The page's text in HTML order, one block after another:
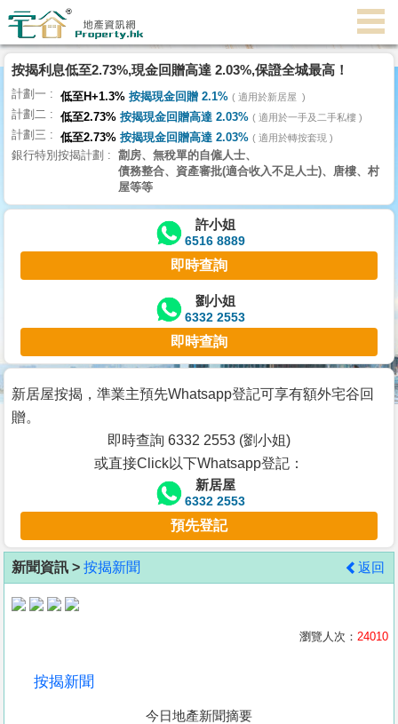
代
理
主
頁
搵
樓/
交
業
主
宅
谷
按
客
地
產
按揭利息低至2.73%,現金回贈高達 2.03%,保證全城最高！
計劃一 低至H+1.3% 按揭現金回贈 2.1% 適用於新居屋
計劃二 低至2.73% 按揭現金回贈高達 2.03% 適用於一手及二手私樓
計劃三 低至2.73% 按揭現金回贈高達 2.03% 適用於轉按套現
銀行特別按揭計劃
劏房、無稅單的自僱人士、
債務整合、資產審批(適合收入不足人士)、唐樓、村
屋等等
許小姐
6516 8889
即時查詢
劉小姐
6332 2553
即時查詢
新居屋按揭，準業主預先Whatsapp登記可享有額外宅谷回
贈。
即時查詢 6332 2553 (劉小姐)
或直接Click以下Whatsapp登記：
新居屋
6332 2553
預先登記
新聞資訊 > 按揭新聞 返回
瀏覽人次： 24010
按揭新聞
今日地產新聞摘要